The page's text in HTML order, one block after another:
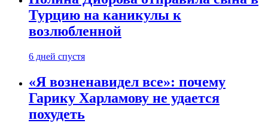
Турцию на каникулы к
возлюбленной
6 дней спустя
«Я возненавидел все»: почему
Гарику Харламову не удается
похудеть